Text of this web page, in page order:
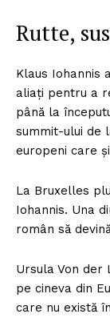
Rutte,
Klaus Iohannis
aliați pentru a
până la
summit-ului de
europeni care
La Bruxelles
Iohannis. Una
român să
Ursula Von der
pe cineva din
care nu există